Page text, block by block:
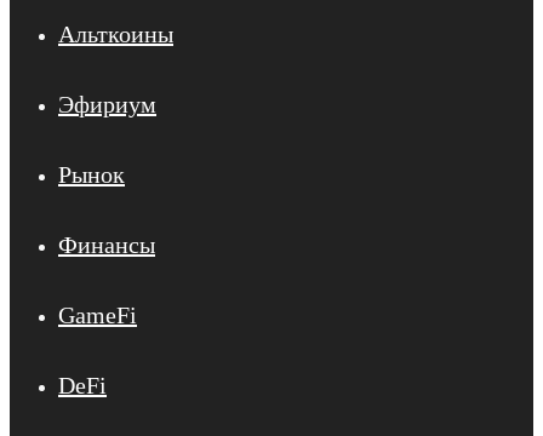
Альткоины
Эфириум
Рынок
Финансы
GameFi
DeFi